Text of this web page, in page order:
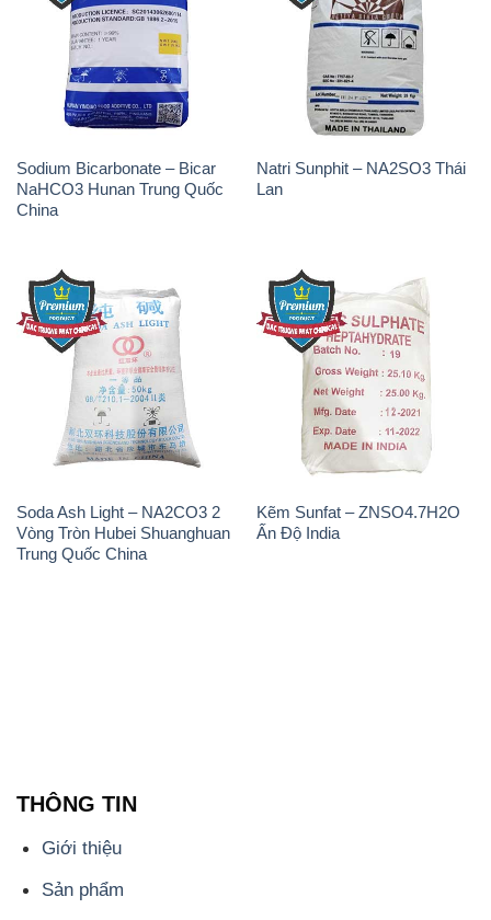
Sodium Bicarbonate – Bicar
NaHCO3 Hunan Trung Quốc
China
Natri Sunphit – NA2SO3 Thái
Lan
Soda Ash Light – NA2CO3 2
Vòng Tròn Hubei Shuanghuan
Trung Quốc China
Kẽm Sunfat – ZNSO4.7H2O
Ấn Độ India
THÔNG TIN
Giới thiệu
Sản phẩm